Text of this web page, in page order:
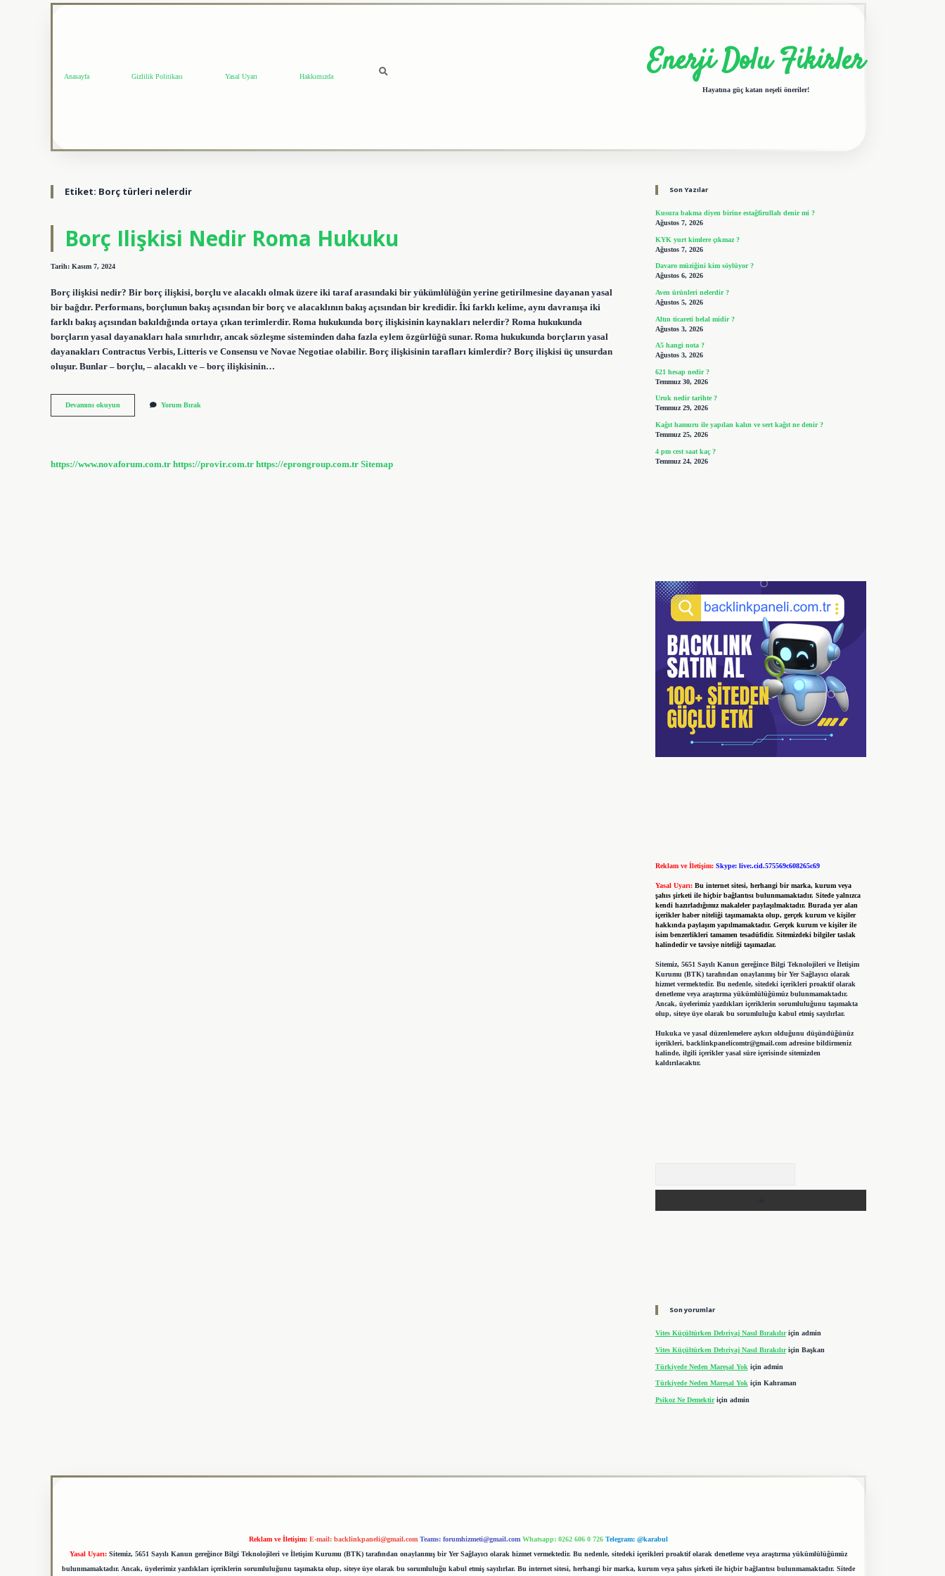
Anasayfa Gizlilik Politikası Yasal Uyarı Hakkımızda Enerji Dolu Fikirler
Hayatına güç katan neşeli öneriler!
Etiket: Borç türleri nelerdir
Borç Ilişkisi Nedir Roma Hukuku
Tarih: Kasım 7, 2024
Borç ilişkisi nedir? Bir borç ilişkisi, borçlu ve alacaklı olmak üzere iki taraf arasındaki bir yükümlülüğün yerine getirilmesine dayanan yasal
bir bağdır. Performans, borçlunun bakış açısından bir borç ve alacaklının bakış açısından bir kredidir. İki farklı kelime, aynı davranışa iki
farklı bakış açısından bakıldığında ortaya çıkan terimlerdir. Roma hukukunda borç ilişkisinin kaynakları nelerdir? Roma hukukunda
borçların yasal dayanakları hala sınırlıdır, ancak sözleşme sisteminden daha fazla eylem özgürlüğü sunar. Roma hukukunda borçların yasal
dayanakları Contractus Verbis, Litteris ve Consensu ve Novae Negotiae olabilir. Borç ilişkisinin tarafları kimlerdir? Borç ilişkisi üç unsurdan
oluşur. Bunlar – borçlu, – alacaklı ve – borç ilişkisinin…
Devamını okuyun
Ilişkisi
Yorum Bırak
https://www.novaforum.com.tr https://provir.com.tr https://eprongroup.com.tr Sitemap
Son Yazılar
Kusura bakma diyen birine estağfirullah denir mi ?
Ağustos 7, 2026
KYK yurt kimlere çıkmaz ?
Ağustos 7, 2026
Davaro müziğini kim söylüyor ?
Ağustos 6, 2026
Aven ürünleri nelerdir ?
Ağustos 5, 2026
Altın ticareti helal midir ?
Ağustos 3, 2026
A5 hangi nota ?
Ağustos 3, 2026
621 hesap nedir ?
Temmuz 30, 2026
Uruk nedir tarihte ?
Temmuz 29, 2026
Kağıt hamuru ile yapılan kalın ve sert kağıt ne denir ?
Temmuz 25, 2026
4 pm cest saat kaç ?
Temmuz 24, 2026
Reklam ve İletişim: Skype: live:.cid.575569c608265c69
Yasal Uyarı: Bu internet sitesi, herhangi bir marka, kurum veya
şahıs şirketi ile hiçbir bağlantısı bulunmamaktadır. Sitede yalnızca
kendi hazırladığımız makaleler paylaşılmaktadır. Burada yer alan
içerikler haber niteliği taşımamakta olup, gerçek kurum ve kişiler
hakkında paylaşım yapılmamaktadır. Gerçek kurum ve kişiler ile
isim benzerlikleri tamamen tesadüfidir. Sitemizdeki bilgiler taslak
halindedir ve tavsiye niteliği taşımazlar.
Sitemiz, 5651 Sayılı Kanun gereğince Bilgi Teknolojileri ve İletişim
Kurumu (BTK) tarafından onaylanmış bir Yer Sağlayıcı olarak
hizmet vermektedir. Bu nedenle, sitedeki içerikleri proaktif olarak
denetleme veya araştırma yükümlülüğümüz bulunmamaktadır.
Ancak, üyelerimiz yazdıkları içeriklerin sorumluluğunu taşımakta
olup, siteye üye olarak bu sorumluluğu kabul etmiş sayılırlar.
Hukuka ve yasal düzenlemelere aykırı olduğunu düşündüğünüz
içerikleri, backlinkpanelicomtr@gmail.comadresine bildirmeniz
halinde, ilgili içerikler yasal süre içerisinde sitemizden
kaldırılacaktır.
Son yorumlar
Vites Küçültürken Debriyaj Nasıl Bırakılıriçin admin
Vites Küçültürken Debriyaj Nasıl Bırakılıriçin Başkan
Türkiyede Neden Mareşal Yok için admin
Türkiyede Neden Mareşal Yok için Kahraman
Psikoz Ne Demektiriçin admin
Reklam ve İletişim: E-mail: backlinkpaneli@gmail.com Teams: forumhizmeti@gmail.com Whatsapp: 0262 606 0 726 Telegram: @karabul
Yasal Uyarı: Sitemiz, 5651 Sayılı Kanun gereğince Bilgi Teknolojileri ve İletişim Kurumu (BTK) tarafından onaylanmış bir Yer Sağlayıcı olarak hizmet vermektedir. Bu nedenle, sitedeki içerikleri proaktif olarak denetleme veya araştırma yükümlülüğümüz
bulunmamaktadır. Ancak, üyelerimiz yazdıkları içeriklerin sorumluluğunu taşımakta olup, siteye üye olarak bu sorumluluğu kabul etmiş sayılırlar. Bu internet sitesi, herhangi bir marka, kurum veya şahıs şirketi ile hiçbir bağlantısı bulunmamaktadır. Sitede